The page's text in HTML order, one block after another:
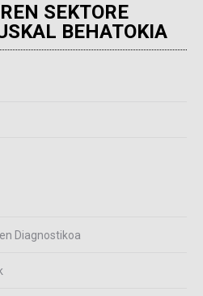
SEKTORE
BEHATOKIA
Diagnostikoa